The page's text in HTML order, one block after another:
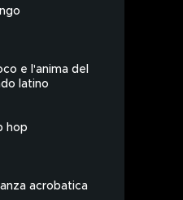
e l'anima del
latino
hop
acrobatica